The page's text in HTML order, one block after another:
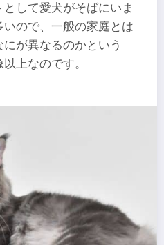
して愛犬がそばにいま
ので、一般の家庭とは
が異なるのかという
上なのです。